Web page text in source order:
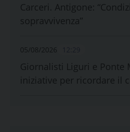
Carceri. Antigone:
sopravvivenza”
05/08/2026
Giornalisti Liguri e Ponte
iniziative per ricordare il